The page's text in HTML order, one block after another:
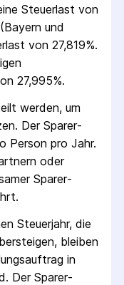
Steuerlast von
und
von 27,819%.
27,995%.
werden, um
Der Sparer­
Person pro Jahr.
oder
Sparer­
Steuerjahr, die
bleiben
in
Der Sparer­